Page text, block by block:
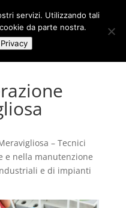
– Tecnici
e nella manutenzione
e di impianti
servizi. Utilizzando tali
da parte nostra.
Privacy